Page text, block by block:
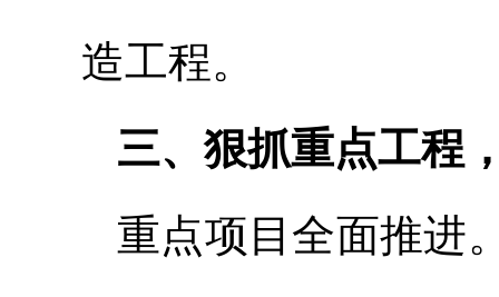
造工程。
三、狠抓重点工程
重点项目全面推进